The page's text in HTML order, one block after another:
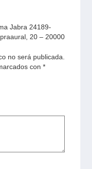
Jabra 24189-
20 – 20000
no será publicada.
con *